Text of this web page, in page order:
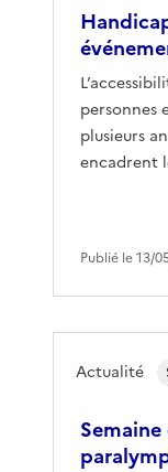
personnes
plusieurs
encadrent
Publié le 13/
Actualité